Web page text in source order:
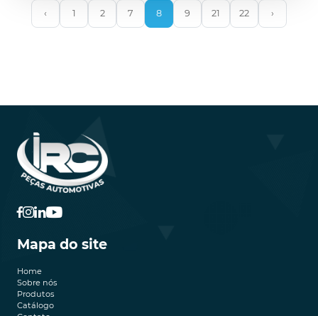
‹ 1 2 7 8 9 21 22 ›
Mapa do site
Home
Sobre nós
Produtos
Catálogo